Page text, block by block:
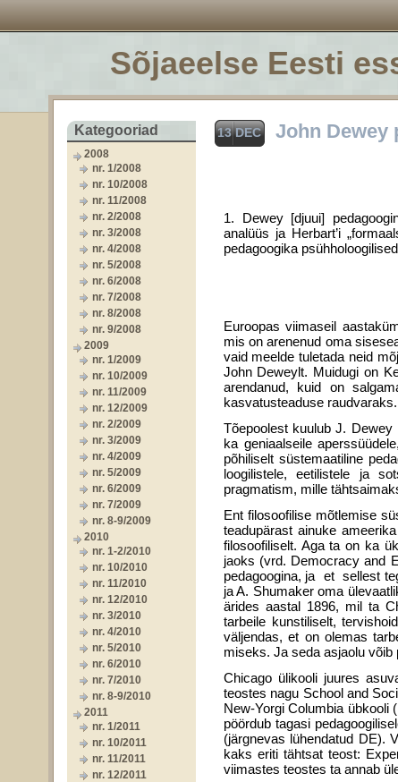
Sõjaeelse Eesti
Kategooriad
2008
nr. 1/2008
nr. 10/2008
nr. 11/2008
nr. 2/2008
nr. 3/2008
nr. 4/2008
nr. 5/2008
nr. 6/2008
nr. 7/2008
nr. 8/2008
nr. 9/2008
2009
nr. 1/2009
nr. 10/2009
nr. 11/2009
nr. 12/2009
nr. 2/2009
nr. 3/2009
nr. 4/2009
nr. 5/2009
nr. 6/2009
nr. 7/2009
nr. 8-9/2009
2010
nr. 1-2/2010
nr. 10/2010
nr. 11/2010
nr. 12/2010
nr. 3/2010
nr. 4/2010
nr. 5/2010
nr. 6/2010
nr. 7/2010
nr. 8-9/2010
2011
nr. 1/2011
nr. 10/2011
nr. 11/2011
nr. 12/2011
13 DEC John Dewey
1. Dewey [djuui]
analüüs ja Herbart’i
pedagoogika
Euroopas viimaseil
mis on arenenud oma
vaid meelde tuletada neid
John Deweylt. Muidugi on
arendanud, kuid on
kasvatusteaduse raudvaraks.
Tõepoolest kuulub J.
ka geniaalseile
põhiliselt süstemaatiline
loogilistele, eetilistele ja
pragmatism, mille
Ent filosoofilise mõtlemise
teadupärast ainuke
filosoofiliselt. Aga ta on ka
jaoks (vrd. Democracy and
pedagoogina, ja et sellest
ja A. Shumaker oma
ärides aastal 1896, mil ta
tarbeile kunstiliselt,
väljendas, et on olemas
miseks. Ja seda asjaolu
Chicago ülikooli juures
teostes nagu School and
New-Yorgi Columbia übkooli
pöördub tagasi
(järgnevas lühendatud DE).
kaks eriti tähtsat teost:
viimastes teostes ta annab